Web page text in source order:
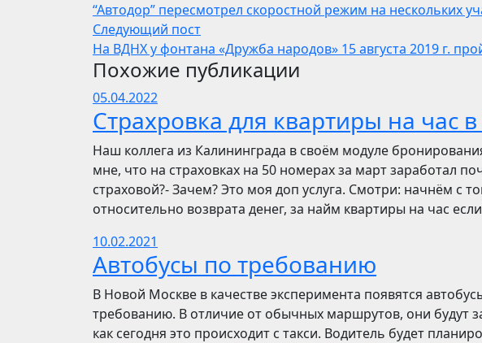
“Автодор” пересмотрел скоростной режим на нескольких
Следующий пост
На ВДНХ у фонтана «Дружба народов» 15 августа 2019 г.
Похожие публикации
05.04.2022
Страхровка для квартиры на час
Наш коллега из Калининграда в своём модуле
мне, что на страховках на 50 номерах за март заработал
страховой?- Зачем? Это моя доп услуга. Смотри: начнём с
относительно возврата денег, за найм квартиры на час
10.02.2021
Автобусы по требованию
В Новой Москве в качестве эксперимента появятся
требованию. В отличие от обычных маршрутов, они будут
как сегодня это происходит с такси. Водитель будет